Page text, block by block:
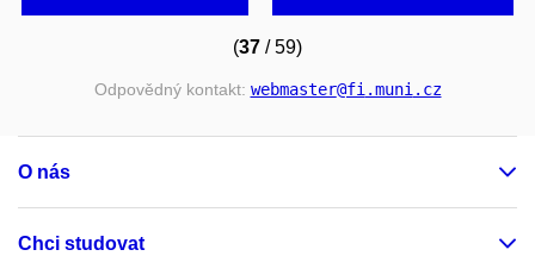
(37 / 59)
Odpovědný kontakt: webmaster@fi .muni .cz
O nás
Chci studovat